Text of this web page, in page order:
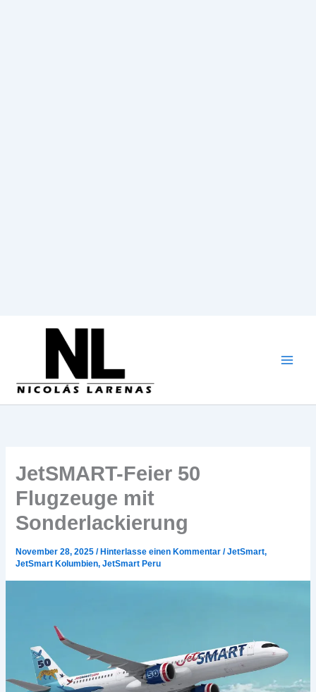
JetSMART-Feier 50
Flugzeuge mit
Sonderlackierung
November 28, 2025/ Hinterlasse einen Kommentar /JetSmart,
JetSmart Kolumbien,JetSmart Peru